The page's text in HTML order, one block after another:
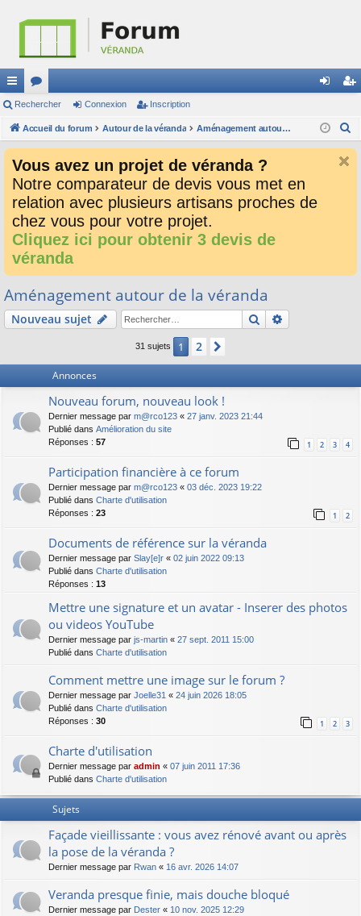
ac
co
ci
or
u
s
ne cri
Rechercher Connexion Inscription
Accueil du forum Autour de la véranda Aménagement autour de la véranda
Vous avez un projet de véranda ?
Notre comparateur de devis vous met en
relation avec plusieurs artisans proches de
chez vous pour votre projet.
Cliquez ici pour obtenir 3 devis de
véranda
Aménagement autour de la véranda
Nouveau sujet Rechercher
31 sujets 1 2
Annonces
Nouveau forum, nouveau look !
Dernier message par m@rco123 « 27 janv. 2023 21:44
Publié dans Amélioration du site
Réponses : 57 1 2 3 4
Participation financière à ce forum
Dernier message par m@rco123 « 03 déc. 2023 19:22
Publié dans Charte d'utilisation
Réponses : 23 1 2
Documents de référence sur la véranda
Dernier message par Slay[e]r « 02 juin 2022 09:13
Publié dans Charte d'utilisation
Réponses : 13
Mettre une signature et un avatar - Inserer des photos
ou videos YouTube
Dernier message par js-martin « 27 sept. 2011 15:00
Publié dans Charte d'utilisation
Comment mettre une image sur le forum ?
Dernier message par Joelle31 « 24 juin 2026 18:05
Publié dans Charte d'utilisation
Réponses : 30 1 2 3
Charte d'utilisation
Dernier message par admin « 07 juin 2011 17:36
Publié dans Charte d'utilisation
Sujets
Façade vieillissante : vous avez rénové avant ou après
la pose de la véranda ?
Dernier message par Rwan « 16 avr. 2026 14:07
Veranda presque finie, mais douche bloqué
Dernier message par Dester « 10 nov. 2025 12:29